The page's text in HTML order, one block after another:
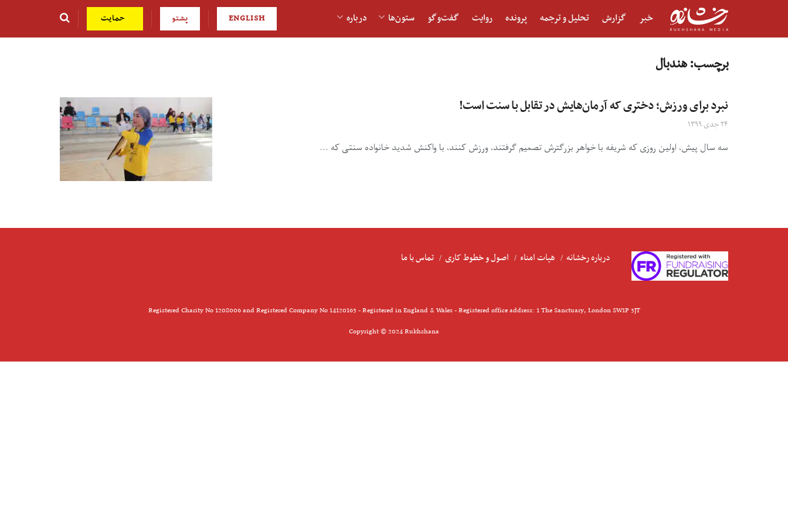
خبر گزارش تحلیل و ترجمه پرونده روایت گفت‌و‎گو ستون‌ها درباره ENGLISH پشتو حمایت
برچسب:هندبال
نبرد برای ورزش؛ دختری که آرمان‌هایش در تقابل با سنت است!
۲۴ جدی ۱۳۹۹
سه سال پیش، اولین روزی که شریفه با خواهر بزرگترش تصمیم گرفتند، ورزش کنند، با واکنش شدید خانواده سنتی که ...
درباره رخشانه هیات امناء اصول و خطوط کاری تماس با ما
Registered Charity No 1208006 and Registered Company No 14120163 - Registered in England & Wales - Registered office address: 1 The Sanctuary, London SW1P 3JT
Copyright © 2024 Rukhshana